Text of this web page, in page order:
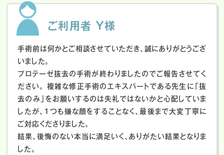
ご利用者 Y様
手術前は何かとご相談させていただき、誠にありがとうござ
いました。
プロテーゼ抜去の手術が終わりましたのでご報告させてく
ださい。
複雑な修正手術のエキスパートである先生に「抜
去のみ」をお願いするのは失礼ではないかと心配していま
したが、１つも嫌な顔をすることなく、最後まで大変丁寧に
ご対応くださりました。
結果、後悔のない本当に満足いく、ありがたい結果となりま
した。